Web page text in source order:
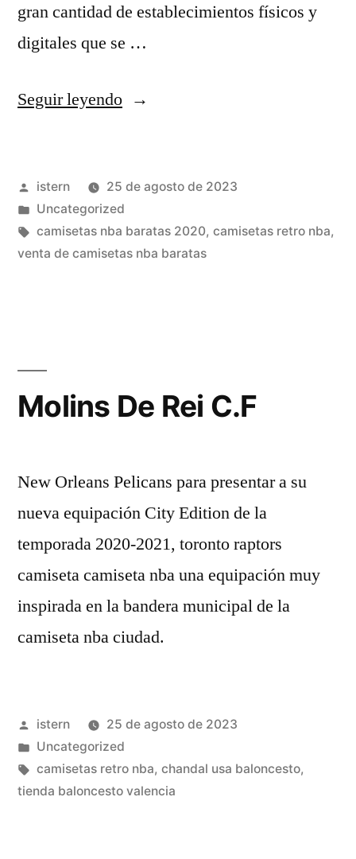
gran cantidad de establecimientos físicos y
digitales que se …
Seguir leyendo«Las
los
Equipos
NBA
De
Publicado
por
istern
25 de agosto de 2023
Publicado
en
Uncategorized
Etiquetas:
camisetas nba baratas 2020, camisetas retro nba,
venta de camisetas nba baratas
Molins De Rei C.F
New Orleans Pelicans para presentar a su
nueva equipación City Edition de la
temporada 2020-2021, toronto raptors
camiseta camiseta nba una equipación muy
inspirada en la bandera municipal de la
camiseta nba ciudad.
Publicado
por
istern
25 de agosto de 2023
Publicado
en
Uncategorized
Etiquetas:
camisetas retro nba, chandal usa baloncesto,
tienda baloncesto valencia